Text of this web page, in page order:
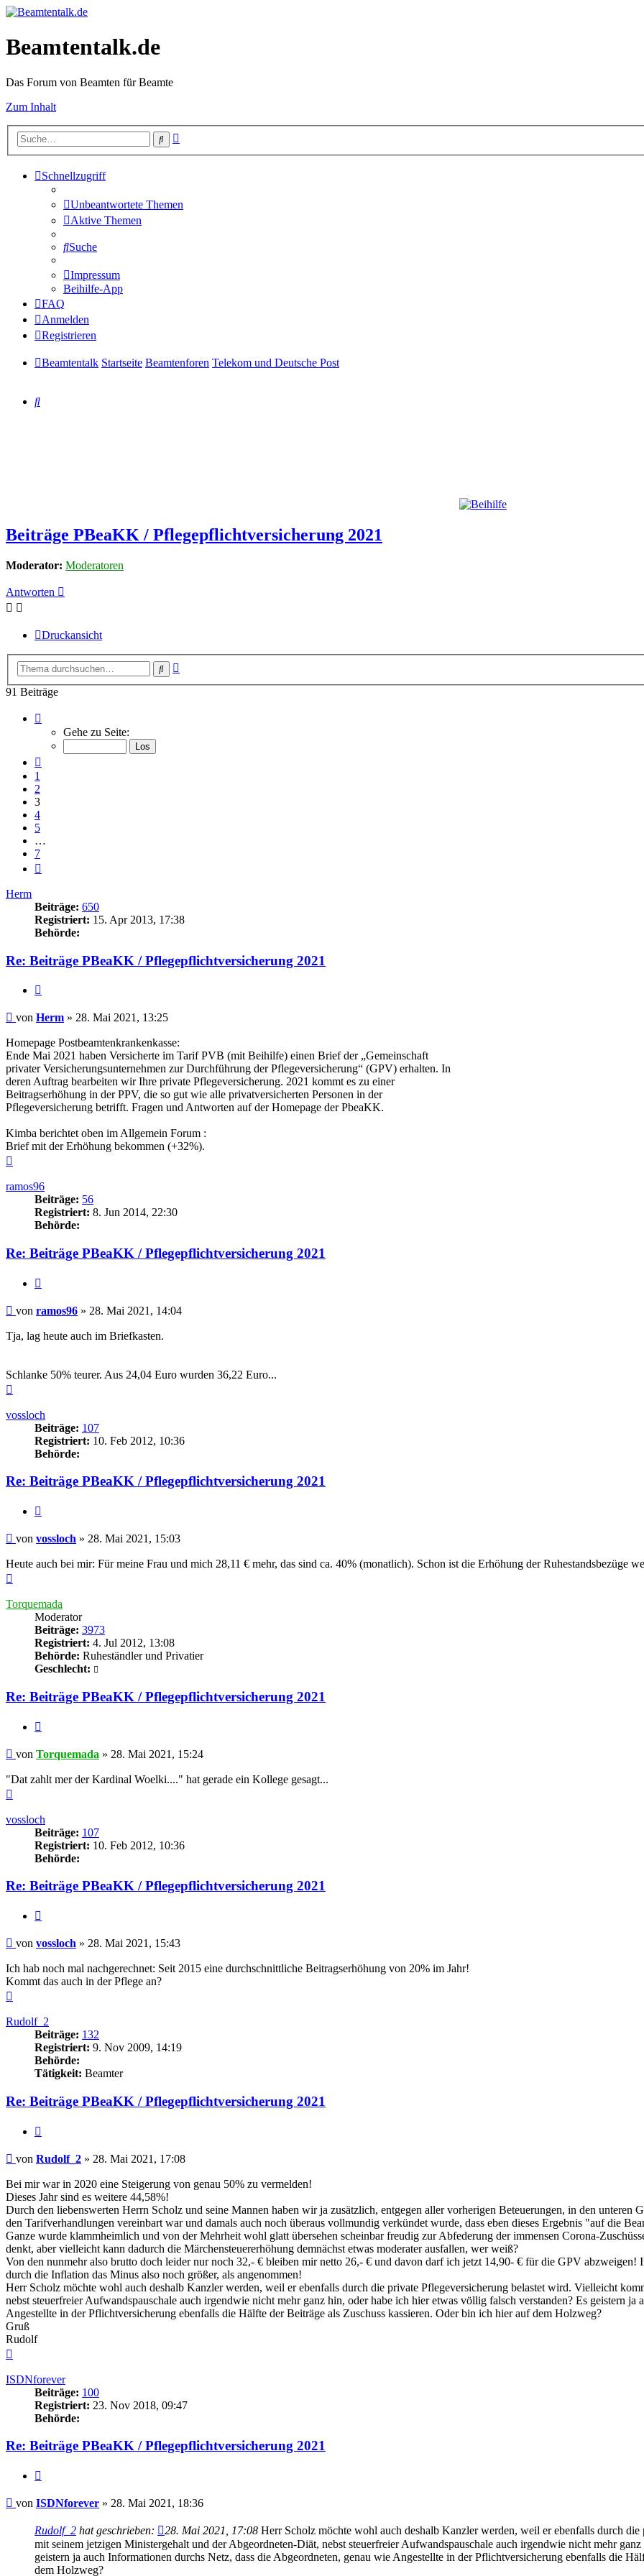
Beamtentalk.de
Das Forum von Beamten für Beamte
Zum Inhalt
Suche
Schnellzugriff
Unbeantwortete Themen
Aktive Themen
Suche
Impressum
Beihilfe-App
FAQ
Anmelden
Registrieren
Beamtentalk Startseite Beamtenforen Telekom und Deutsche Post
Suche
Beiträge PBeaKK / Pflegepflichtversicherung 2021
Moderator: Moderatoren
Antworten
Druckansicht
Suche
91 Beiträge
von
Gehe zu Seite:
1
2
3
4
5
…
7
Herm
Beiträge: 650
Registriert: 15. Apr 2013, 17:38
Behörde:
Re: Beiträge PBeaKK / Pflegepflichtversicherung 2021
Beitrag
von Herm » 28. Mai 2021, 13:25
Homepage Postbeamtenkrankenkasse:
Ende Mai 2021 haben Versicherte im Tarif PVB (mit Beihilfe) einen Brief der „Gemeinschaft
privater Versicherungsunternehmen zur Durchführung der Pflegeversicherung“ (GPV) erhalten. In
deren Auftrag bearbeiten wir Ihre private Pflegeversicherung. 2021 kommt es zu einer
Beitragserhöhung in der PPV, die so gut wie alle privatversicherten Personen in der
Pflegeversicherung betrifft. Fragen und Antworten auf der Homepage der PbeaKK.
Kimba berichtet oben im Allgemein Forum :
Brief mit der Erhöhung bekommen (+32%).
ramos96
Beiträge: 56
Registriert: 8. Jun 2014, 22:30
Behörde:
Re: Beiträge PBeaKK / Pflegepflichtversicherung 2021
Beitrag
von ramos96 » 28. Mai 2021, 14:04
Tja, lag heute auch im Briefkasten.
Schlanke 50% teurer. Aus 24,04 Euro wurden 36,22 Euro...
vossloch
Beiträge: 107
Registriert: 10. Feb 2012, 10:36
Behörde:
Re: Beiträge PBeaKK / Pflegepflichtversicherung 2021
Beitrag
von vossloch » 28. Mai 2021, 15:03
Heute auch bei mir: Für meine Frau und mich 28,11 € mehr, das sind ca. 40% (monatlich). Schon ist die Erhöhung der Ruhestandsbezüge
Torquemada
Moderator
Beiträge: 3973
Registriert: 4. Jul 2012, 13:08
Behörde: Ruheständler und Privatier
Geschlecht:
Re: Beiträge PBeaKK / Pflegepflichtversicherung 2021
Beitrag
von Torquemada » 28. Mai 2021, 15:24
"Dat zahlt mer der Kardinal Woelki...." hat gerade ein Kollege gesagt...
vossloch
Beiträge: 107
Registriert: 10. Feb 2012, 10:36
Behörde:
Re: Beiträge PBeaKK / Pflegepflichtversicherung 2021
Beitrag
von vossloch » 28. Mai 2021, 15:43
Ich hab noch mal nachgerechnet: Seit 2015 eine durchschnittliche Beitragserhöhung von 20% im Jahr!
Kommt das auch in der Pflege an?
Rudolf_2
Beiträge: 132
Registriert: 9. Nov 2009, 14:19
Behörde:
Tätigkeit: Beamter
Re: Beiträge PBeaKK / Pflegepflichtversicherung 2021
Beitrag
von Rudolf_2 » 28. Mai 2021, 17:08
Bei mir war in 2020 eine Steigerung von genau 50% zu vermelden!
Dieses Jahr sind es weitere 44,58%!
Durch den liebenswerten Herrn Scholz und seine Mannen haben wir ja zusätzlich, entgegen aller vorherigen Beteuerungen, in den unteren
den Tarifverhandlungen vereinbart war und damals auch noch überaus vollmundig verkündet wurde, dass eben dieses Ergebnis "auf die
Ganze wurde klammheimlich und von der Mehrheit wohl glatt übersehen scheinbar freudig zur Abfederung der immensen Corona-
denkt, aber vielleicht kann dadurch die Märchensteuererhöhung demnächst etwas moderater ausfallen, wer weiß?
Von den nunmehr also brutto doch leider nur noch 32,- € bleiben mir netto 26,- € und davon darf ich jetzt 14,90- € für die GPV
durch die Inflation das Minus also noch größer, als angenommen!
Herr Scholz möchte wohl auch deshalb Kanzler werden, weil er ebenfalls durch die private Pflegeversicherung belastet wird. Vielleicht
nebst steuerfreier Aufwandspauschale auch irgendwie nicht mehr ganz hin, oder habe ich hier etwas völlig falsch verstanden? Es geistern
Angestellte in der Pflichtversicherung ebenfalls die Hälfte der Beiträge als Zuschuss kassieren. Oder bin ich hier auf dem Holzweg?
Gruß
Rudolf
ISDNforever
Beiträge: 100
Registriert: 23. Nov 2018, 09:47
Behörde:
Re: Beiträge PBeaKK / Pflegepflichtversicherung 2021
Beitrag
von ISDNforever » 28. Mai 2021, 18:36
Rudolf_2 hat geschrieben: 28. Mai 2021, 17:08 Herr Scholz möchte wohl auch deshalb Kanzler werden, weil er ebenfalls durch
mit seinem jetzigen Ministergehalt und der Abgeordneten-Diät, nebst steuerfreier Aufwandspauschale auch irgendwie nicht mehr
geistern ja auch Informationen durchs Netz, dass die Abgeordneten, genau wie Angestellte in der Pflichtversicherung ebenfalls die
dem Holzweg?